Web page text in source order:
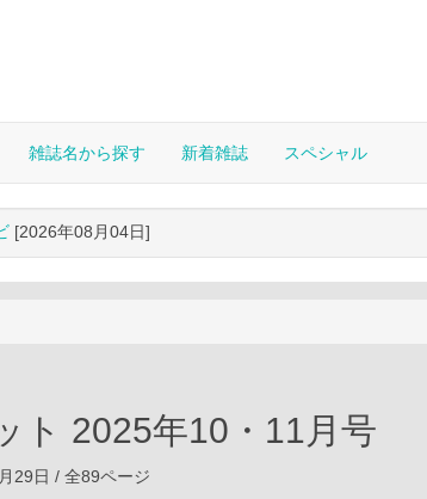
雑誌名から探す 新着雑誌 スペシャル
[2026年08月04日]
ト 2025年10・11月号
29日 / 全89ページ